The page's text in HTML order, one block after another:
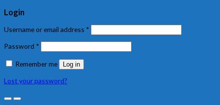
Login
Username or email address *
Password *
Remember me Log in
Lost your password?